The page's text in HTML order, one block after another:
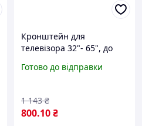
Кронштейн для
телевізора 32"- 65", до
BR4565A, Чорний /
на стіну
Готово до відправки
800.10₴
1 143 ₴